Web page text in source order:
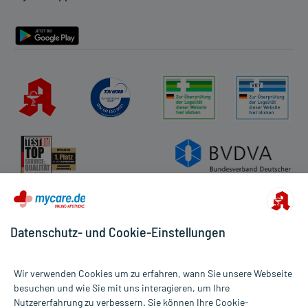
Alle Preise gelten inkl. MwSt., ggf. zzgl. Versandkosten
Datenschutz- und Cookie-Einstellungen
Wir verwenden Cookies um zu erfahren, wann Sie unsere Webseite
besuchen und wie Sie mit uns interagieren, um Ihre
Nutzererfahrung zu verbessern. Sie können Ihre Cookie-